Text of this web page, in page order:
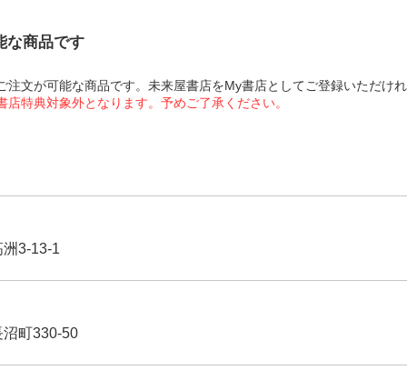
な商品です
文が可能な商品です。未来屋書店をMy書店としてご登録いただけ
特典対象外となります。予めご了承ください。
3-13-1
町330-50